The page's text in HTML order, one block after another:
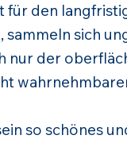
den
sich
nur der
so schönes